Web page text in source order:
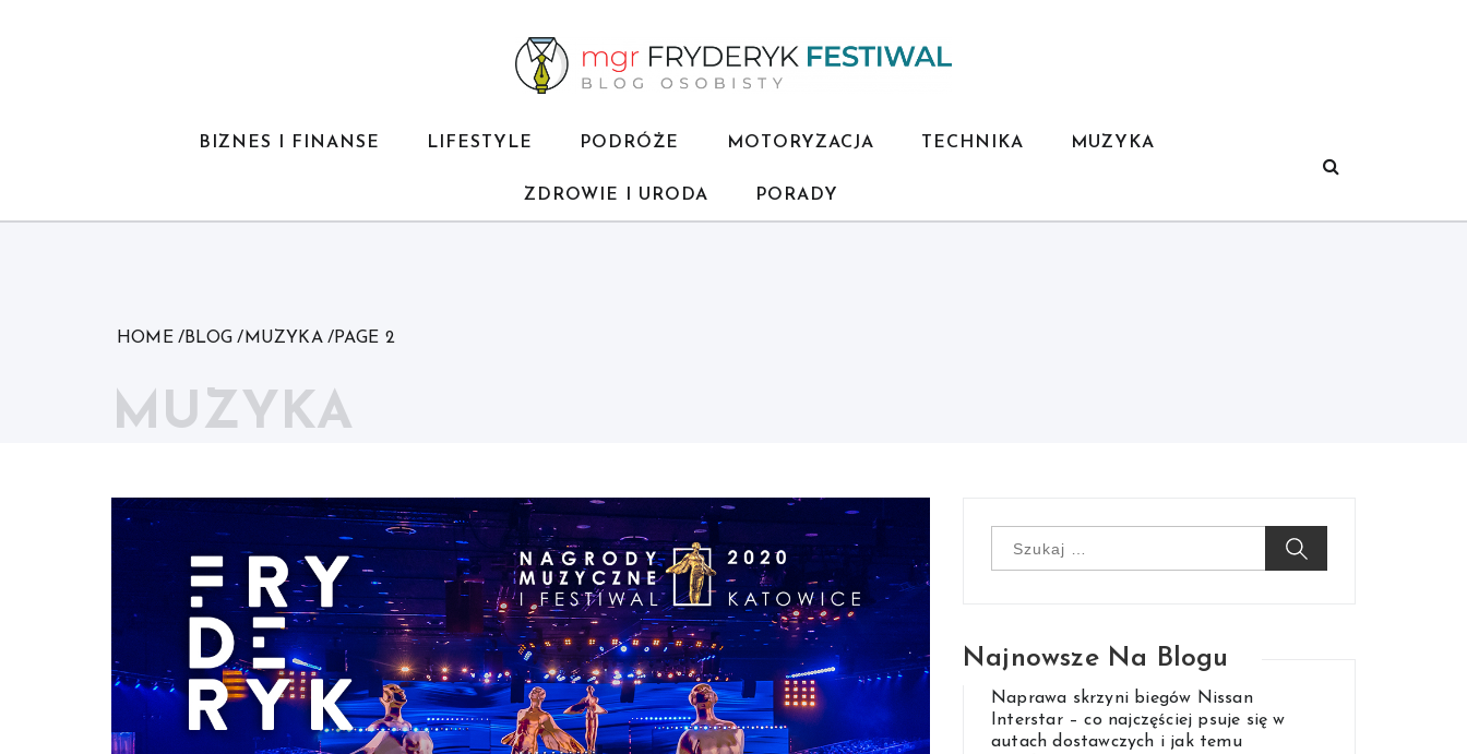
BIZNES I FINANSE LIFESTYLE PODRÓŻE MOTORYZACJA TECHNIKA MUZYKA
ZDROWIE I URODA PORADY
HOME BLOG MUZYKA PAGE 2
MUZYKA
Najnowsze Na Blogu
Naprawa skrzyni biegów Nissan
Interstar – co najczęściej psuje się w
autach dostawczych i jak temu